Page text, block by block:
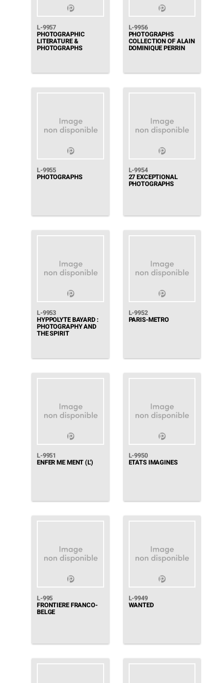
L-9957
PHOTOGRAPHIC
LITERATURE &
PHOTOGRAPHS
L-9956
PHOTOGRAPHS
COLLECTION OF ALAIN
DOMINIQUE PERRIN
L-9955
PHOTOGRAPHS
L-9954
27 EXCEPTIONAL
PHOTOGRAPHS
L-9953
HYPPOLYTE BAYARD :
PHOTOGRAPHY AND
THE SPIRIT
L-9952
PARIS-METRO
L-9951
ENFER ME MENT (L')
L-9950
ETATS IMAGINES
L-995
FRONTIERE FRANCO-
BELGE
L-9949
WANTED